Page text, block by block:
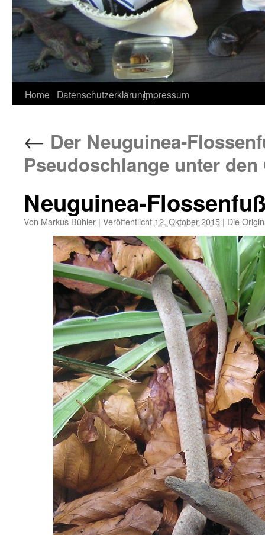
Home DatenschutzerklärungImpressum
← Der Neuguinea-
Pseudoschlange unter
Neuguinea-
Von Markus Bühler | Veröffentlicht 12. Oktober 2015 | Die